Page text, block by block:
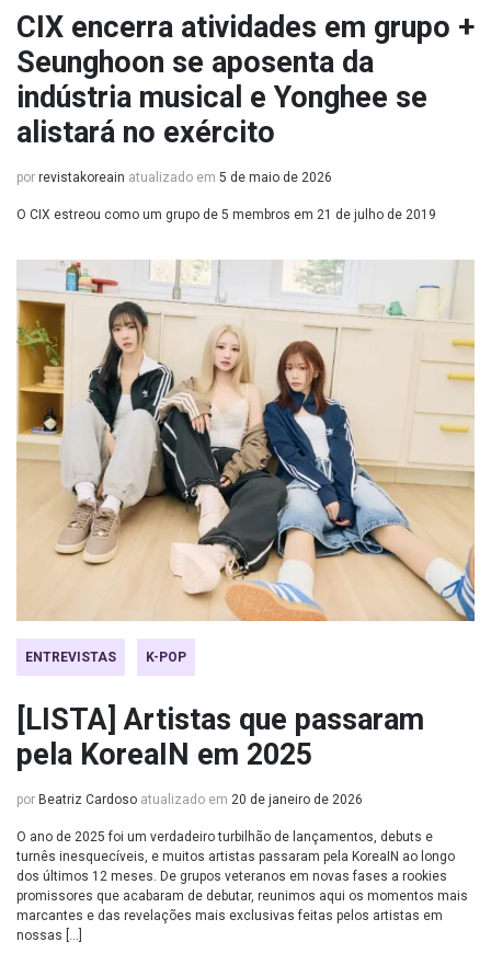
CIX encerra atividades em grupo +
Seunghoon se aposenta da
indústria musical e Yonghee se
alistará no exército
por revistakoreain atualizado em 5 de maio de 2026
O CIX estreou como um grupo de 5 membros em 21 de julho de 2019
ENTREVISTAS K-POP
[LISTA] Artistas que passaram
pela KoreaIN em 2025
por Beatriz Cardoso atualizado em 20 de janeiro de 2026
O ano de 2025 foi um verdadeiro turbilhão de lançamentos, debuts e
turnês inesquecíveis, e muitos artistas passaram pela KoreaIN ao longo
dos últimos 12 meses. De grupos veteranos em novas fases a rookies
promissores que acabaram de debutar, reunimos aqui os momentos mais
marcantes e das revelações mais exclusivas feitas pelos artistas em
nossas […]